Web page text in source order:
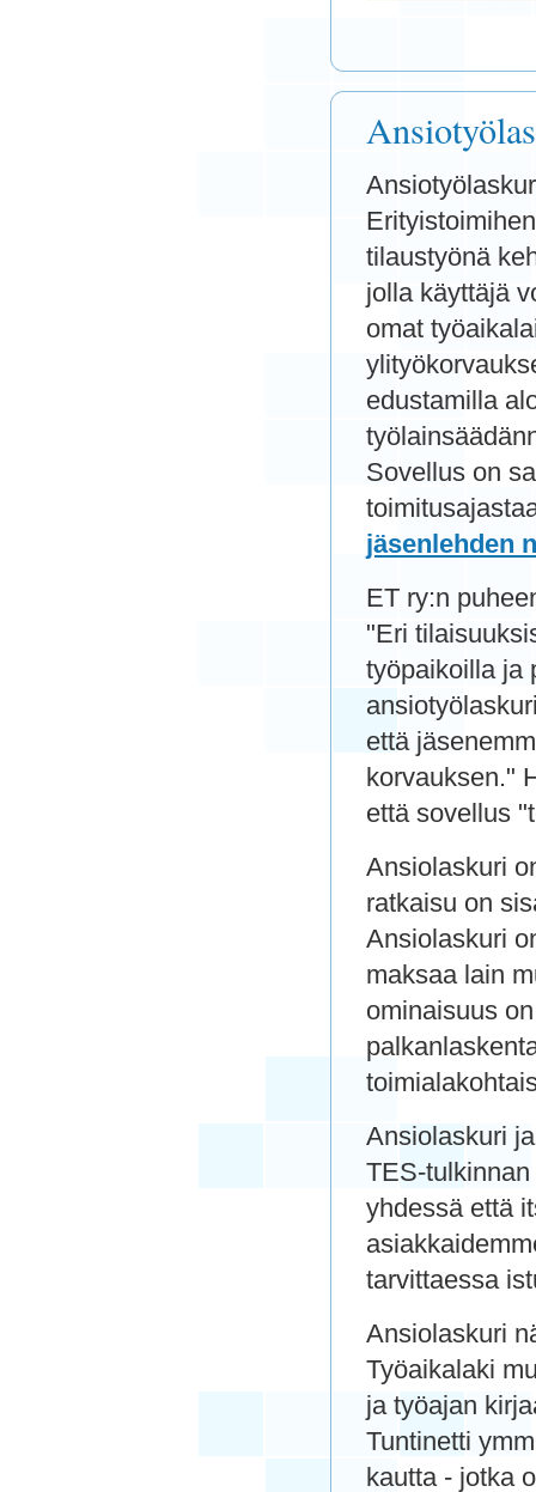
tilaustyönä
jolla käyttäjä
omat
edustamilla
Sovellus on
jäsenlehden
ET ry:n
"Eri
työpaikoilla ja
että
korvauksen."
että sovellus
Ansiolaskuri
ratkaisu on
Ansiolaskuri
maksaa lain
ominaisuus
Ansiolaskuri
TES-
yhdessä että
tarvittaessa
Ansiolaskuri
Työaikalaki
ja työajan
Tuntinetti
kautta - jotka